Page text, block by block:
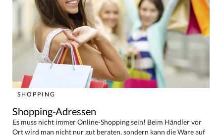
SHOPPING
Shopping-Adressen
Es muss nicht immer Online-Shopping sein! Beim Händler vor
Ort wird man nicht nur gut beraten, sondern kann die Ware auf